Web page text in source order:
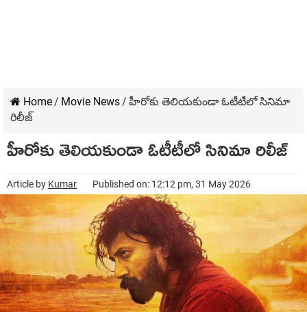
Home/ Movie News/ హీరోకు తెలియ‌కుండా ఓటీటీలో సినిమా
రిలీజ్
హీరోకు తెలియ‌కుండా ఓటీటీలో సినిమా రిలీజ్
Article by Kumar Published on: 12:12 pm, 31 May 2026